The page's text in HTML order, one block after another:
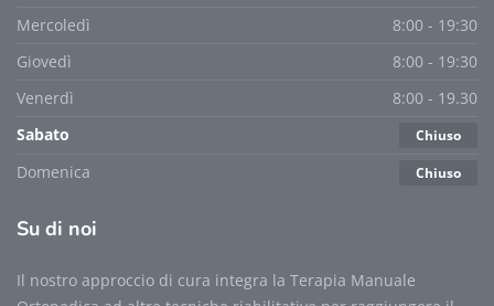
Mercoledì
8:00 - 19:30
Giovedì
8:00 - 19:30
Venerdì
8:00 - 19.30
Sabato
Chiuso
Domenica Chiuso
Su di noi
Il nostro approccio di cura integra la Terapia Manuale